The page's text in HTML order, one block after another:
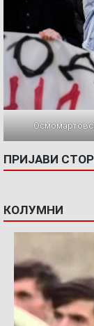
ПРИЈАВИ
КОЛУМНИ